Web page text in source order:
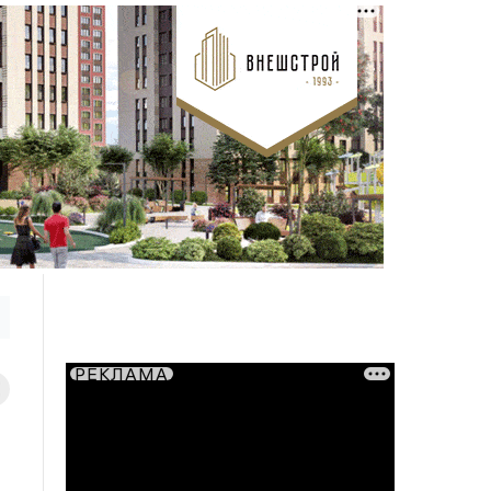
РЕКЛАМА